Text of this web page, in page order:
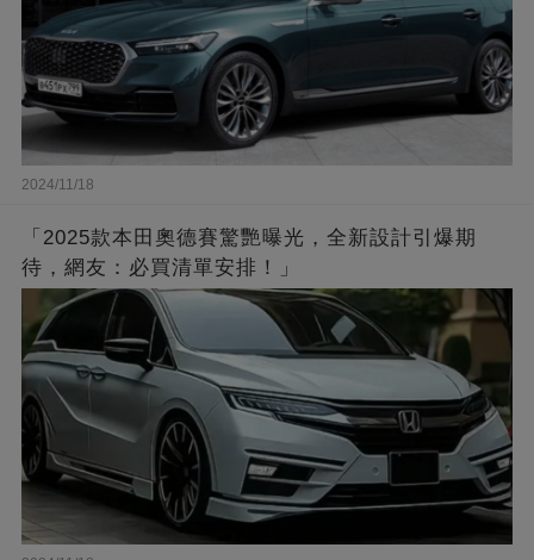
2024/11/18
「2025款本田奧德賽驚艷曝光，全新設計引爆期
待，網友：必買清單安排！」